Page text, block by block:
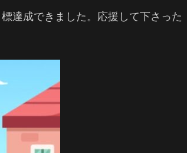
達成できました。応援して下さった